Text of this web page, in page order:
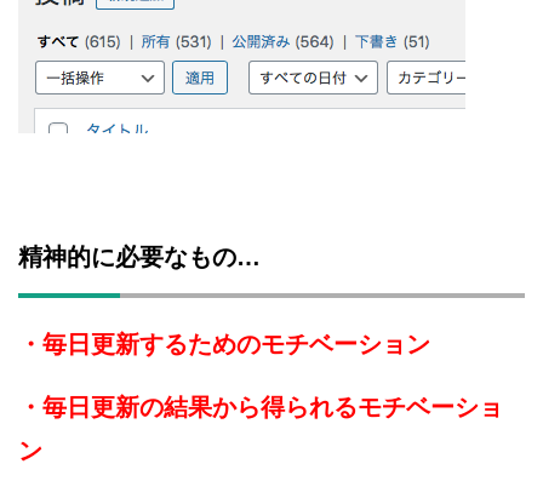
精神的に必要なもの…
・毎日更新するためのモチベーション
・毎日更新の結果から得られるモチベーショ
ン